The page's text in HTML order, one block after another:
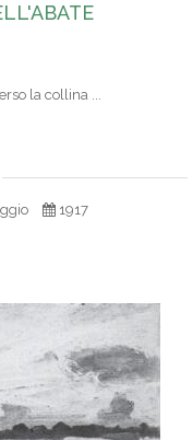
la collina ...
1917